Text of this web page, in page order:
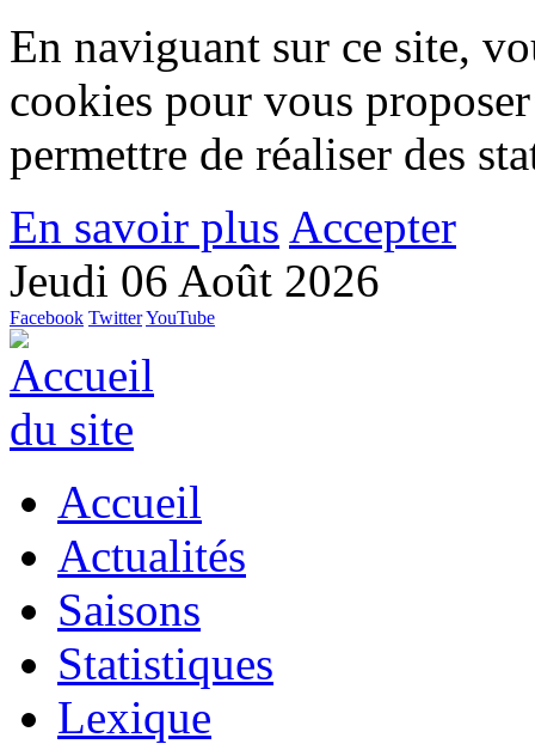
En naviguant sur ce site,
cookies pour vous
permettre de réaliser des
En savoir plus Accepter
Jeudi 06 Août 2026
Facebook TwitterYouTube
Accueil
Actualités
Saisons
Statistiques
Lexique